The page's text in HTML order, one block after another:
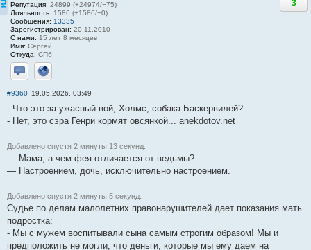
Репутация: 24899 (+24974/−75)
Лояльность: 1586 (+1586/−0)
Сообщения: 13335
Зарегистрирован: 20.11.2010
С нами: 15 лет 8 месяцев
Имя: Сергей
Откуда: СПб
Отправить личное сообщение
Сайт
3
#9360 19.05.2026, 03:49
- Что это за ужасный вой, Холмс, собака Баскервилей?
- Нет, это сэра Генри кормят овсянкой... anekdotov.net
Добавлено спустя 2 минуты 13 секунд:
— Мама, а чем фея отличается от ведьмы?
— Настроением, дочь, исключительно настроением.
Добавлено спустя 2 минуты 5 секунд:
Судье по делам малолетних правонарушителей дает показания мать
подростка:
- Мы с мужем воспитывали сына самым строгим образом! Мы и
предположить не могли, что деньги, которые мы ему даем на